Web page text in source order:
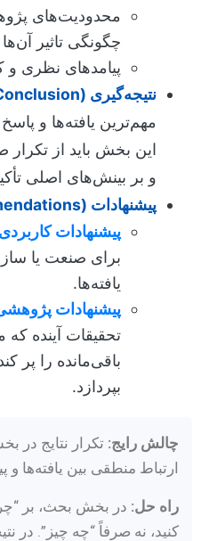
چگونگی تاثیر آن‌ها
پیامدهای نظری
نتیجه‌گیری (Conclusion):
مهم‌ترین یافته‌ها و
این بخش باید از
و بر بینش‌های اصلی
پیشنهادات (Recommendations):
پیشنهادات
برای صنعت یا
یافته‌ها.
پیشنهادات
تحقیقات آینده
باقی‌مانده را پر
بپردازد.
چالش رایج: تکرار نتایج در
ارتباط منطقی بین یافته‌ها و
راه حل: در بخش بحث، بر
کنید، نه صرفاً “چه چیز”. در